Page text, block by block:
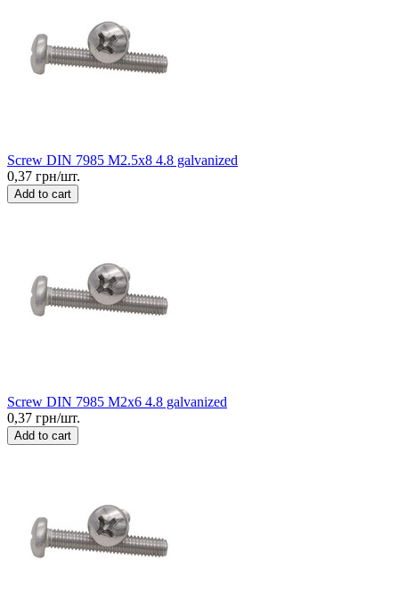
Screw DIN 7985 M2.5x8 4.8 galvanized
0,37 грн/шт.
Add to cart
Screw DIN 7985 M2x6 4.8 galvanized
0,37 грн/шт.
Add to cart